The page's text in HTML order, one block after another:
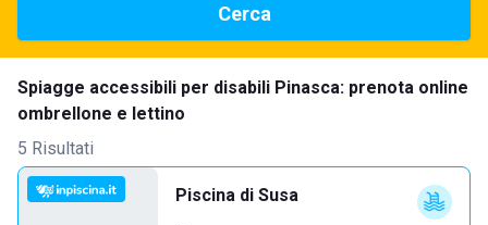
Cerca
Spiagge accessibili per disabili Pinasca: prenota online
ombrellone e lettino
5 Risultati
Piscina di Susa